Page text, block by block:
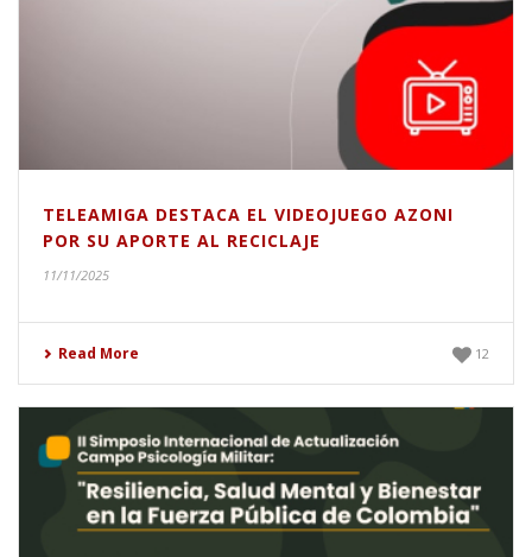
TELEAMIGA DESTACA EL VIDEOJUEGO AZONI
POR SU APORTE AL RECICLAJE
11/11/2025
Read More 12